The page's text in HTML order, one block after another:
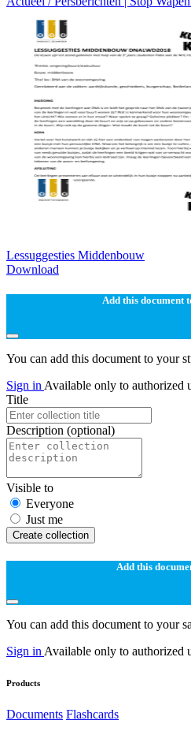
Lessuggesties Middenbouw
Download
Add this document
You can add this document to your
Sign in Available only to authorized
Title
Description (optional)
Visible to
Everyone
Just me
Create collection
Add this
You can add this document to your
Sign in Available only to authorized
Products
Documents Flashcards